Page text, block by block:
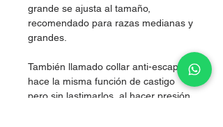
grande se ajusta al tamaño,
recomendado para razas medianas y
grandes.
También llamado collar anti-escape,
hace la misma función de castigo
pero sin lastimarlos, al hacer presión